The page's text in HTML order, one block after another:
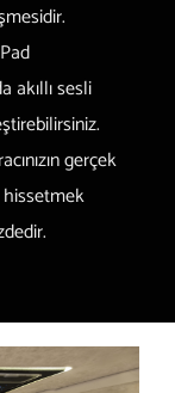
akıllı sesli
gerçek